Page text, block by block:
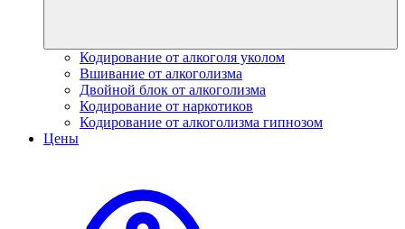
Кодирование от алкоголя уколом
Вшивание от алкоголизма
Двойной блок от алкоголизма
Кодирование от наркотиков
Кодирование от алкоголизма гипнозом
Цены